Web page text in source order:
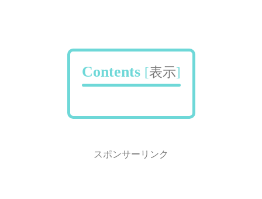
Contents [表示]
スポンサーリンク